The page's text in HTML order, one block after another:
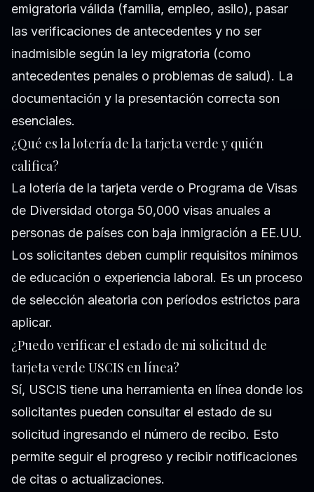
emigratoria válida (familia, empleo, asilo), pasar
las verificaciones de antecedentes y no ser
inadmisible según la ley migratoria (como
antecedentes penales o problemas de salud). La
documentación y la presentación correcta son
esenciales.
¿Qué es la lotería de la tarjeta verde y quién
califica?
La lotería de la tarjeta verde o Programa de Visas
de Diversidad otorga 50,000 visas anuales a
personas de países con baja inmigración a EE.UU.
Los solicitantes deben cumplir requisitos mínimos
de educación o experiencia laboral. Es un proceso
de selección aleatoria con períodos estrictos para
aplicar.
¿Puedo verificar el estado de mi solicitud de
tarjeta verde USCIS en línea?
Sí, USCIS tiene una herramienta en línea donde los
solicitantes pueden consultar el estado de su
solicitud ingresando el número de recibo. Esto
permite seguir el progreso y recibir notificaciones
de citas o actualizaciones.